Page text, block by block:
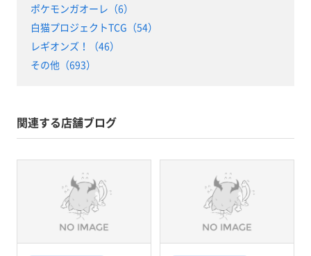
ポケモンガオーレ（6）
白猫プロジェクトTCG（54）
レギオンズ！（46）
その他（693）
関連する店舗ブログ